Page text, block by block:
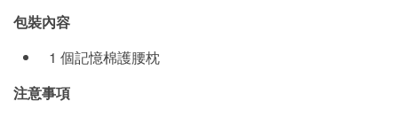
包裝內容
1 個記憶棉護腰枕
注意事項